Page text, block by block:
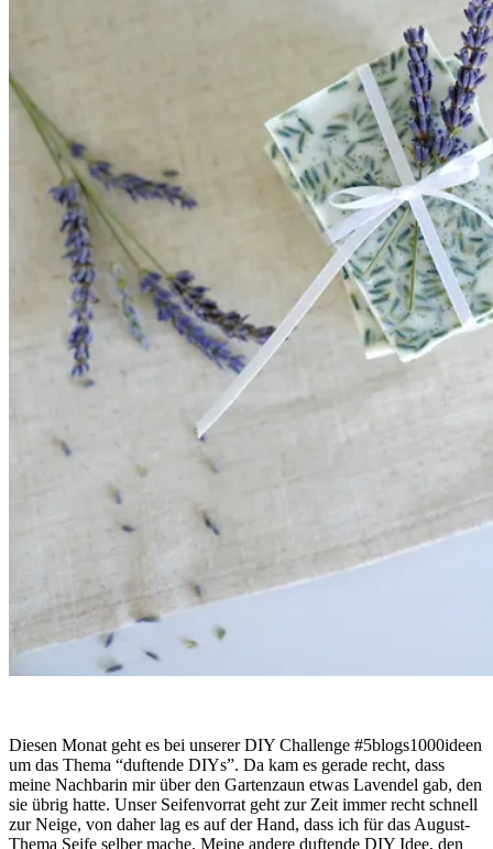
Diesen Monat geht es bei unserer DIY Challenge #5blogs1000ideen
um das Thema “duftende DIYs”. Da kam es gerade recht, dass
meine Nachbarin mir über den Gartenzaun etwas Lavendel gab, den
sie übrig hatte. Unser Seifenvorrat geht zur Zeit immer recht schnell
zur Neige, von daher lag es auf der Hand, dass ich für das August-
Thema Seife selber mache. Meine andere duftende DIY Idee, den